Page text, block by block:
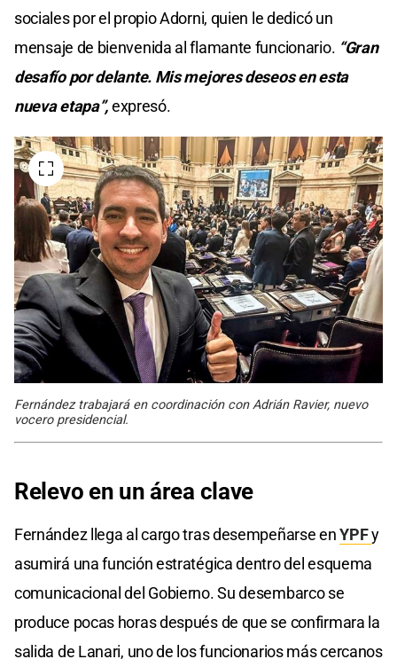
sociales por el propio Adorni, quien le dedicó un
mensaje de bienvenida al flamante funcionario. “Gran
desafío por delante. Mis mejores deseos en esta
nueva etapa”,expresó.
Fernández trabajará en coordinación con Adrián Ravier, nuevo
vocero presidencial.
Relevo en un área clave
Fernández llega al cargo tras desempeñarse enYPFy
asumirá una función estratégica dentro del esquema
comunicacional del Gobierno. Su desembarco se
produce pocas horas después de que se confirmara la
salida de Lanari, uno de los funcionarios más cercanos